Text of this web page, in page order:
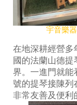
宇音樂
在地深耕經營多
國的法蘭山德
界。一進門就能
號的提琴接陳列
非常友善及便利